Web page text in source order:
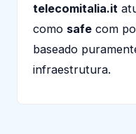
telecomitalia.it
como safe com
baseado
infraestrutura.